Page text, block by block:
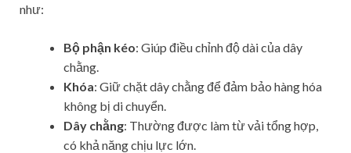
như:
Bộ phận kéo: Giúp điều chỉnh độ dài của dây
chằng.
Khóa: Giữ chặt dây chằng để đảm bảo hàng hóa
không bị di chuyển.
Dây chằng: Thường được làm từ vải tổng hợp,
có khả năng chịu lực lớn.